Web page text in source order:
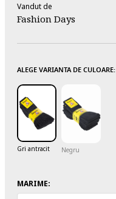
Vandut de
Fashion Days
ALEGE VARIANTA DE CULOARE:
Gri antracit Negru
MARIME: